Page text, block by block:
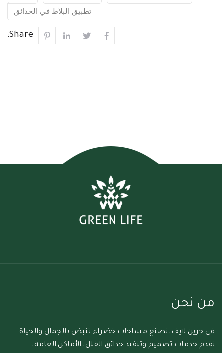
تطبيق البلاط في الحدائق
Share:
من نحن
في جرين لايف، نصنع مساحات خضراء تنبض بالجمال والحياة.
نقدم خدمات تصميم وتنفيذ حدائق الفلل، الأماكن العامة،